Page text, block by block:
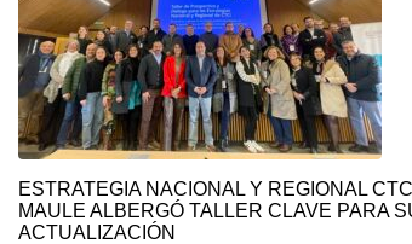
ESTRATEGIA NACIONAL Y REGIONAL
MAULE ALBERGÓ TALLER CLAVE PARA
ACTUALIZACIÓN